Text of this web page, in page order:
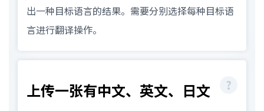
出一种目标语言的结果。需要分别选择每种目标语
言进行翻译操作。
上传一张有中文、英文、日文